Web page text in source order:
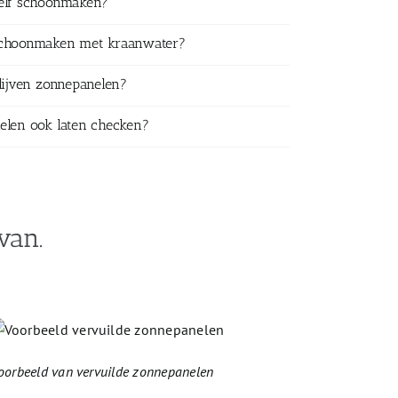
met kraanwater?
zonnepanelen?
ook laten checken?
van vervuilde zonnepanelen